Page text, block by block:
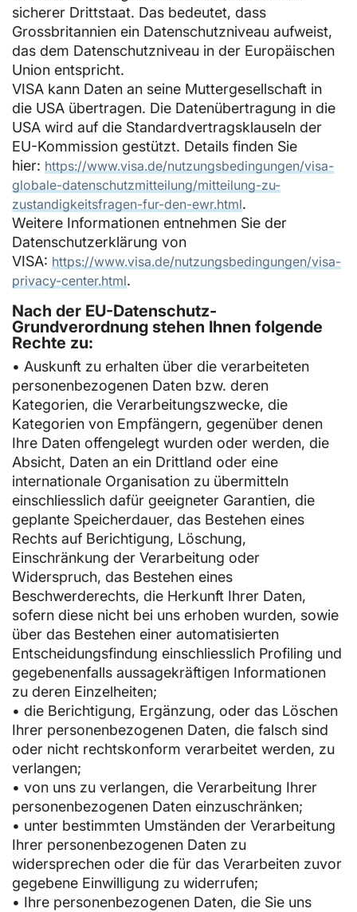
sicherer Drittstaat. Das bedeutet, dass
Grossbritannien ein Datenschutzniveau aufweist,
das dem Datenschutzniveau in der Europäischen
Union entspricht.
VISA kann Daten an seine Muttergesellschaft in
die USA übertragen. Die Datenübertragung in die
USA wird auf die Standardvertragsklauseln der
EU-Kommission gestützt. Details finden Sie
hier: https://www.visa.de/nutzungsbedingungen/visa-
globale-datenschutzmitteilung/mitteilung-zu-
zustandigkeitsfragen-fur-den-ewr.html.
Weitere Informationen entnehmen Sie der
Datenschutzerklärung von
VISA: https://www.visa.de/nutzungsbedingungen/visa-
privacy-center.html.
Nach der EU-Datenschutz-
Grundverordnung stehen Ihnen folgende
Rechte zu:
• Auskunft zu erhalten über die verarbeiteten
personenbezogenen Daten bzw. deren
Kategorien, die Verarbeitungszwecke, die
Kategorien von Empfängern, gegenüber denen
Ihre Daten offengelegt wurden oder werden, die
Absicht, Daten an ein Drittland oder eine
internationale Organisation zu übermitteln
einschliesslich dafür geeigneter Garantien, die
geplante Speicherdauer, das Bestehen eines
Rechts auf Berichtigung, Löschung,
Einschränkung der Verarbeitung oder
Widerspruch, das Bestehen eines
Beschwerderechts, die Herkunft Ihrer Daten,
sofern diese nicht bei uns erhoben wurden, sowie
über das Bestehen einer automatisierten
Entscheidungsfindung einschliesslich Profiling und
gegebenenfalls aussagekräftigen Informationen
zu deren Einzelheiten;
• die Berichtigung, Ergänzung, oder das Löschen
Ihrer personenbezogenen Daten, die falsch sind
oder nicht rechtskonform verarbeitet werden, zu
verlangen;
• von uns zu verlangen, die Verarbeitung Ihrer
personenbezogenen Daten einzuschränken;
• unter bestimmten Umständen der Verarbeitung
Ihrer personenbezogenen Daten zu
widersprechen oder die für das Verarbeiten zuvor
gegebene Einwilligung zu widerrufen;
• Ihre personenbezogenen Daten, die Sie uns